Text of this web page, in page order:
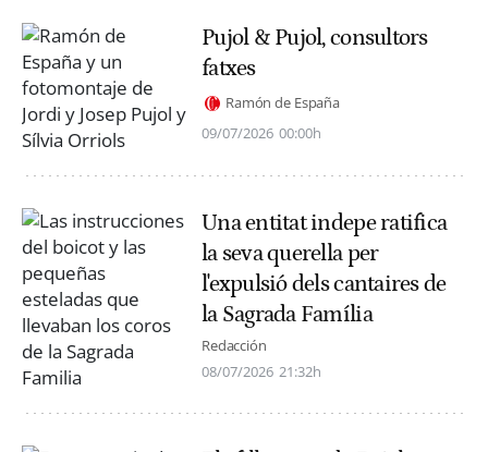
Pujol & Pujol, consultors
fatxes
Ramón de España
09/07/2026 00:00h
Una entitat indepe ratifica
la seva querella per
l'expulsió dels cantaires de
la Sagrada Família
Redacción
08/07/2026 21:32h